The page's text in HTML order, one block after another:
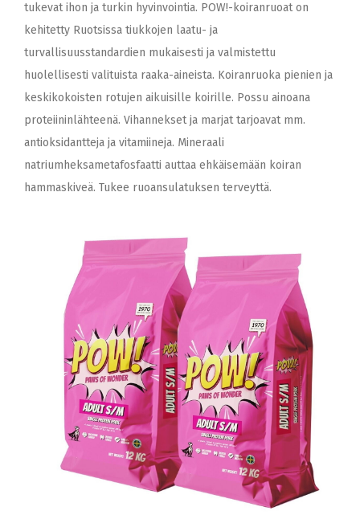
tukevat ihon ja turkin hyvinvointia. POW!-koiranruoat on
kehitetty Ruotsissa tiukkojen laatu- ja
turvallisuusstandardien mukaisesti ja valmistettu
huolellisesti valituista raaka-aineista. Koiranruoka pienien ja
keskikokoisten rotujen aikuisille koirille. Possu ainoana
proteiininlähteenä. Vihannekset ja marjat tarjoavat mm.
antioksidantteja ja vitamiineja. Mineraali
natriumheksametafosfaatti auttaa ehkäisemään koiran
hammaskiveä. Tukee ruoansulatuksen terveyttä.